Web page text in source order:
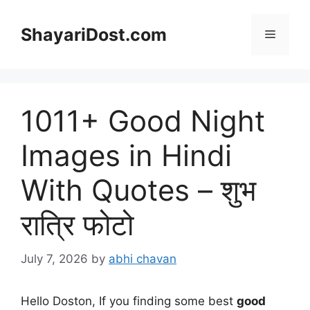
contentShayariDost.com Menu
1011+ Good Night
Images in Hindi
With Quotes – शुभ
रात्रि फोटो
July 7, 2026 by abhi chavan
Hello Doston, If you finding some best good